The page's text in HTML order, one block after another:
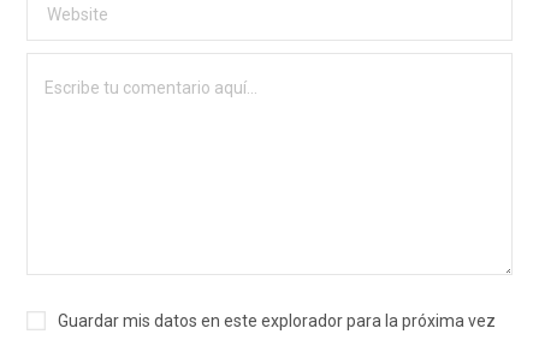
Guardar mis datos en este explorador para la próxima vez